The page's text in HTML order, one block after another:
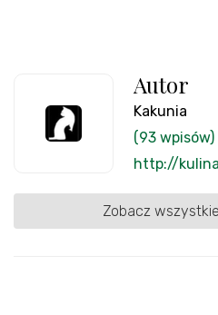
Autor
Kakunia
(93 wpisów)
http://
Zobacz